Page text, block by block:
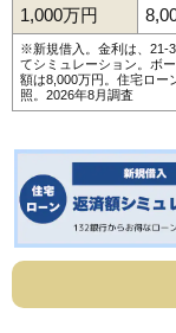
1,000万円
※新規借入。金利は、21-
てシミュレーション。ボ
額は8,000万円。 住宅ロー
照。2026年8月調査